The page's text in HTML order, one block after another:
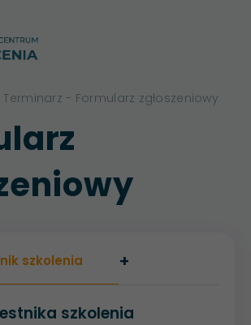
Terminarz - Formularz zgłoszeniowy
szkolenia +
szkolenia